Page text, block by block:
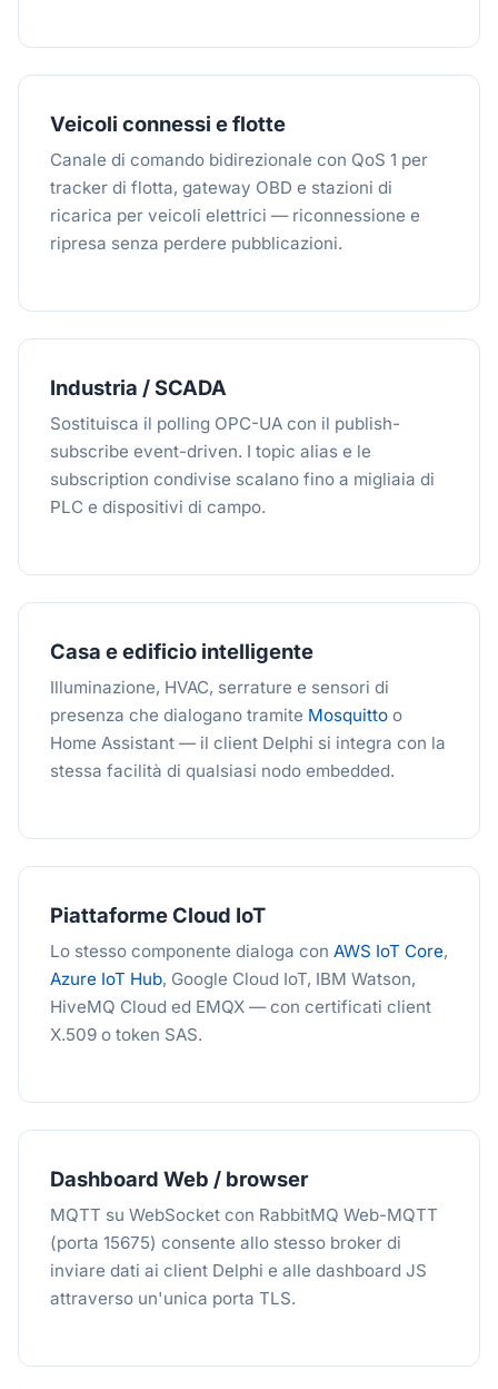
Veicoli connessi e flotte
Canale di comando bidirezionale con QoS 1 per
tracker di flotta, gateway OBD e stazioni di
ricarica per veicoli elettrici — riconnessione e
ripresa senza perdere pubblicazioni.
Industria / SCADA
Sostituisca il polling OPC-UA con il publish-
subscribe event-driven. I topic alias e le
subscription condivise scalano fino a migliaia di
PLC e dispositivi di campo.
Casa e edificio intelligente
Illuminazione, HVAC, serrature e sensori di
presenza che dialogano tramite Mosquitto o
Home Assistant — il client Delphi si integra con la
stessa facilità di qualsiasi nodo embedded.
Piattaforme Cloud IoT
Lo stesso componente dialoga con AWS IoT Core,
Azure IoT Hub, Google Cloud IoT, IBM Watson,
HiveMQ Cloud ed EMQX — con certificati client
X.509 o token SAS.
Dashboard Web / browser
MQTT su WebSocket con RabbitMQ Web-MQTT
(porta 15675) consente allo stesso broker di
inviare dati ai client Delphi e alle dashboard JS
attraverso un'unica porta TLS.